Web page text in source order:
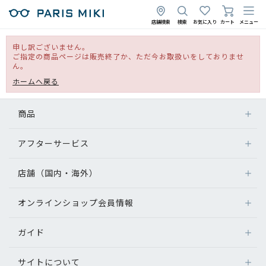
店舗検索 検索 お気に入り カート メニュー
申し訳ございません。
ご指定の商品ページは販売終了か、ただ今お取扱いをしておりませ
ん。
ホームへ戻る
商品
アフターサービス
店舗（国内・海外）
オンラインショップ会員情報
ガイド
サイトについて